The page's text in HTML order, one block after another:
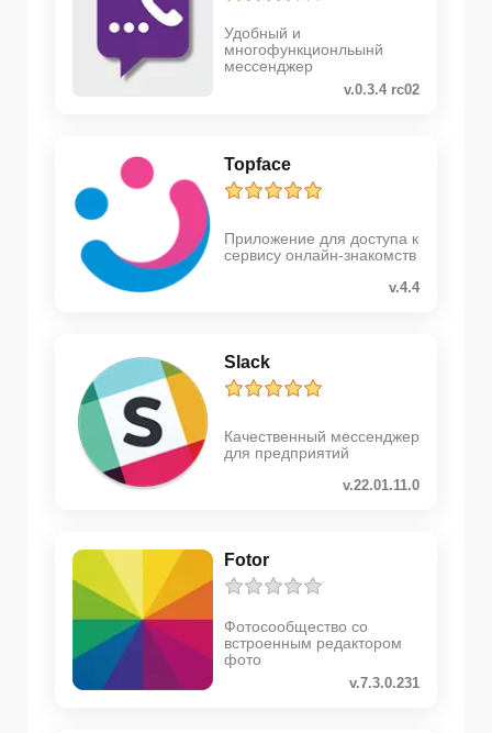
Удобный и
многофункционльынй
мессенджер
v.0.3.4 rc02
Topface
Приложение для доступа к
сервису онлайн-знакомств
v.4.4
Slack
Качественный мессенджер
для предприятий
v.22.01.11.0
Fotor
Фотосообщество со
встроенным редактором
фото
v.7.3.0.231